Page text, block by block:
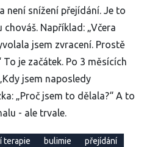
není snížení přejídání. Je to
Například: „Včera
jsem zvracení. Prostě
je začátek. Po 3 měsících
jsem naposledy
„Proč jsem to dělala?“ A to
- ale trvale.
terapie bulimie
přejídání